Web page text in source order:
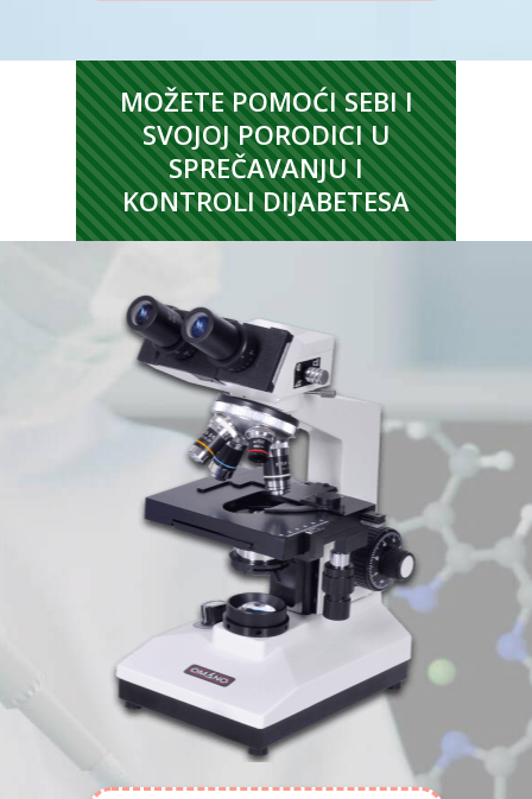
MOŽETE POMOĆI SEBI I
SVOJOJ PORODICI U
SPREČAVANJU I
KONTROLI DIJABETESA